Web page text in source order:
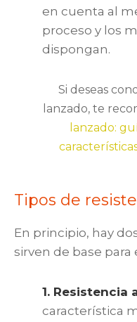
en cuenta al
proceso y los
dispongan.
Si deseas
lanzado, te
lanzado:
Tipos de
En principio, hay
sirven de base para
1. Resistencia
característica